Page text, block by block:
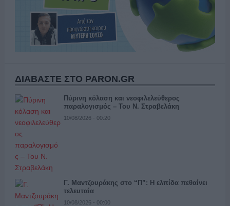
ΔΙΑΒΑΣΤΕ ΣΤΟ PARON.GR
Πύρινη κόλαση και νεοφιλελεύθερος
παραλογισμός – Του Ν. Στραβελάκη
10/08/2026 - 00:20
Γ. Μαντζουράκης στο “Π”: Η ελπίδα πεθαίνει
τελευταία
10/08/2026 - 00:00